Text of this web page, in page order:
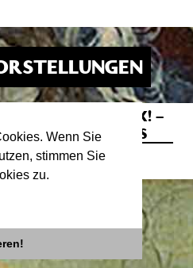
Wenn Sie
stimmen Sie
zu.
TALK ABOUT SEX! –
UND QUEERNESS